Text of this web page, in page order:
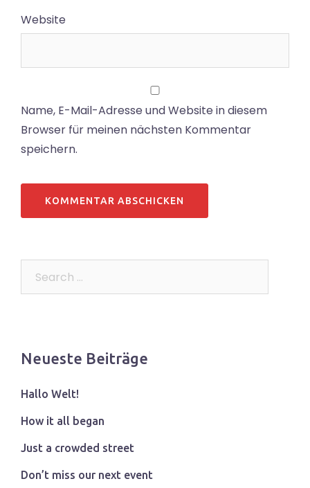
Website
Name, E-Mail-Adresse und Website in diesem
Browser für meinen nächsten Kommentar
speichern.
Neueste Beiträge
Hallo Welt!
How it all began
Just a crowded street
Don’t miss our next event